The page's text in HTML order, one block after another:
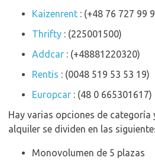
Kaizenrent : (+48 76 727 99
Thrifty : (225001500)
Addcar : (+48881220320)
Rentis : (0048 519 53 53 19)
Europcar : (48 0 665301617)
Hay varias opciones de
alquiler se dividen en las
Monovolumen de 5 plazas